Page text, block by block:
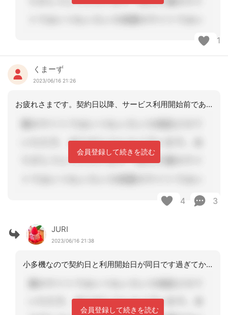
1
くまーず
2023/06/16 21:26
お疲れさまです。契約日以降、サービス利用開始前であれば、届け日と契約日は同日にこ
会員登録して続きを読む
4 3
JURI
2023/06/16 21:38
小多機なので契約日と利用開始日が同日です過ぎてから提出日の日付で出していたので
会員登録して続きを読む